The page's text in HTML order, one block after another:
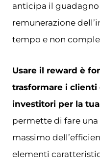
anticipa il
remunerazione
tempo e non
Usare il reward è
trasformare i
investitori per la
permette di fare
massimo
elementi